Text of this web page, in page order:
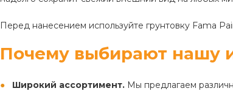
Перед нанесением используйте грунтовку Fama
Почему выбирают нашу
Широкий ассортимент. Мы предлагаем